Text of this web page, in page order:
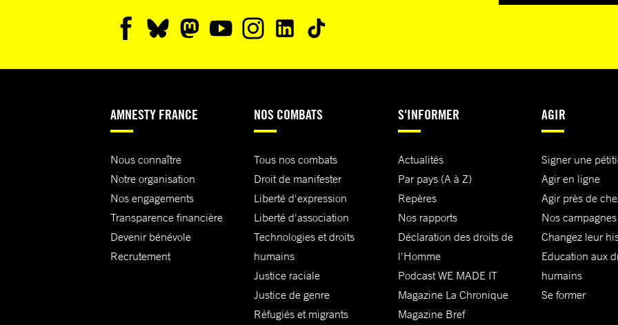
AMNESTY FRANCE
Nous connaître
Notre organisation
Nos engagements
Transparence financière
Devenir bénévole
Recrutement
NOS COMBATS
Tous nos combats
Droit de manifester
Liberté d'expression
Liberté d'association
Technologies et droits
humains
Justice raciale
Justice de genre
Réfugiés et migrants
S'INFORMER
Actualités
Par pays (A à Z)
Repères
Nos rapports
Déclaration des droits de
l'Homme
Podcast WE MADE IT
Magazine La Chronique
Magazine Bref
AGIR
Signer une
Agir en ligne
Agir près de
Nos campagnes
Changez leur
Education aux
humains
Se former